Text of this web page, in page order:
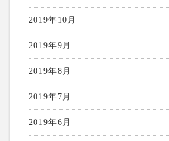
2019年10月
2019年9月
2019年8月
2019年7月
2019年6月